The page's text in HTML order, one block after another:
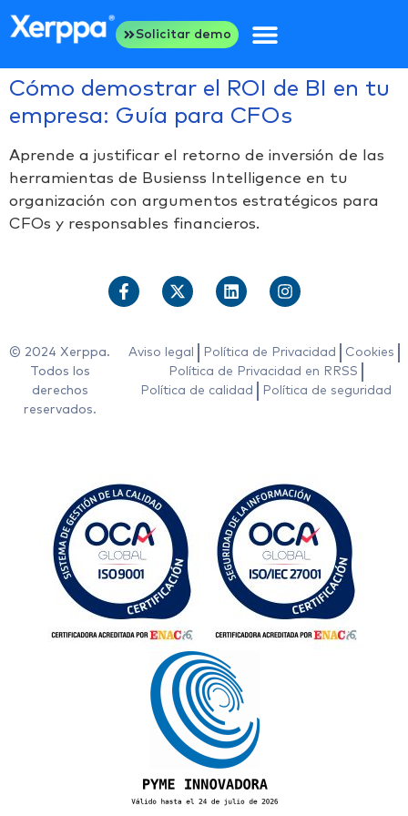
Solicitar demo
Cómo demostrar el ROI de BI en tu
empresa: Guía para CFOs
Aprende a justificar el retorno de inversión de las
herramientas de Busienss Intelligence en tu
organización con argumentos estratégicos para
CFOs y responsables financieros.
© 2024 Xerppa.
Todos los
derechos
reservados.
Aviso legal Política de Privacidad
Cookies
Política de Privacidad en RRSS
Política de calidad
Política de seguridad